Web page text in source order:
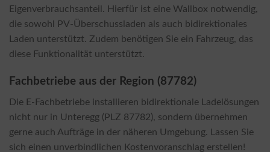
Eigenverbrauchsanteil. Hierfür ist eine Wallbox notwendig,
die sowohl PV-Überschussladen als auch bidirektionales
Laden unterstützt. Zudem benötigen Sie ein Fahrzeug, das
diese Funktionalität unterstützt.
Fachbetriebe aus der Region (87782)
Die E-Fachbetriebe installieren bidirektionale Ladelösungen
nicht nur in Unteregg (PLZ 87782), sondern übernehmen
gerne auch Aufträge in der näheren Umgebung. Lassen Sie
sich einen unverbindlichen Kostenvoranschlag erstellen!